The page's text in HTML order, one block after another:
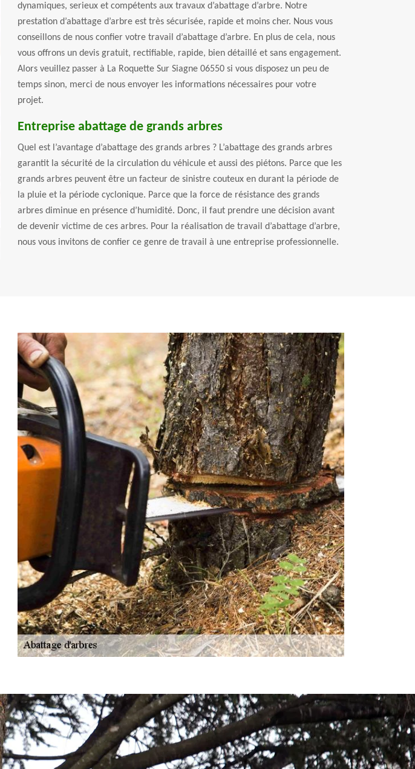
dynamiques, serieux et compétents aux travaux d’abattage d’arbre. Notre
prestation d’abattage d’arbre est très sécurisée, rapide et moins cher. Nous vous
conseillons de nous confier votre travail d’abattage d’arbre. En plus de cela, nous
vous offrons un devis gratuit, rectifiable, rapide, bien détaillé et sans engagement.
Alors veuillez passer à La Roquette Sur Siagne 06550 si vous disposez un peu de
temps sinon, merci de nous envoyer les informations nécessaires pour votre
projet.
Entreprise abattage de grands arbres
Quel est l’avantage d’abattage des grands arbres ? L’abattage des grands arbres
garantit la sécurité de la circulation du véhicule et aussi des piétons. Parce que les
grands arbres peuvent être un facteur de sinistre couteux en durant la période de
la pluie et la période cyclonique. Parce que la force de résistance des grands
arbres diminue en présence d’humidité. Donc, il faut prendre une décision avant
de devenir victime de ces arbres. Pour la réalisation de travail d’abattage d’arbre,
nous vous invitons de confier ce genre de travail à une entreprise professionnelle.